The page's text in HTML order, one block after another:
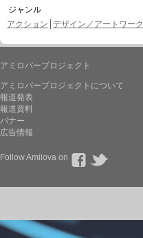
ジャンル
アクション デザイン／アートワーク
アミロバープロジェクト
アミロバープロジェクトについて
報道発表
報道資料
バナー
広告情報
Follow Amilova on